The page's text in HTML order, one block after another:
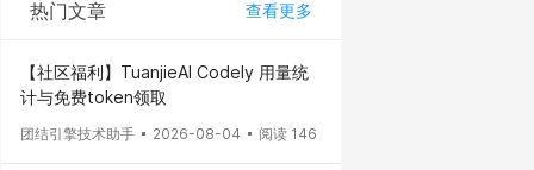
热门文章 查看更多
【社区福利】TuanjieAI Codely 用量统
计与免费token领取
团结引擎技术助手 2026-08-04 阅读 146